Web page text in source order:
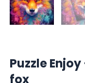
Puzzle
fox